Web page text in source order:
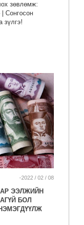
зөвлөмж:
Сонгосон
зүлгэ!
-2022 / 02 / 08
ЭЭЛЖИЙН
БОЛ